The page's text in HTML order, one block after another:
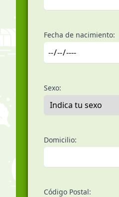
Fecha de nacimiento:
Sexo:
Domicilio:
Código Postal: